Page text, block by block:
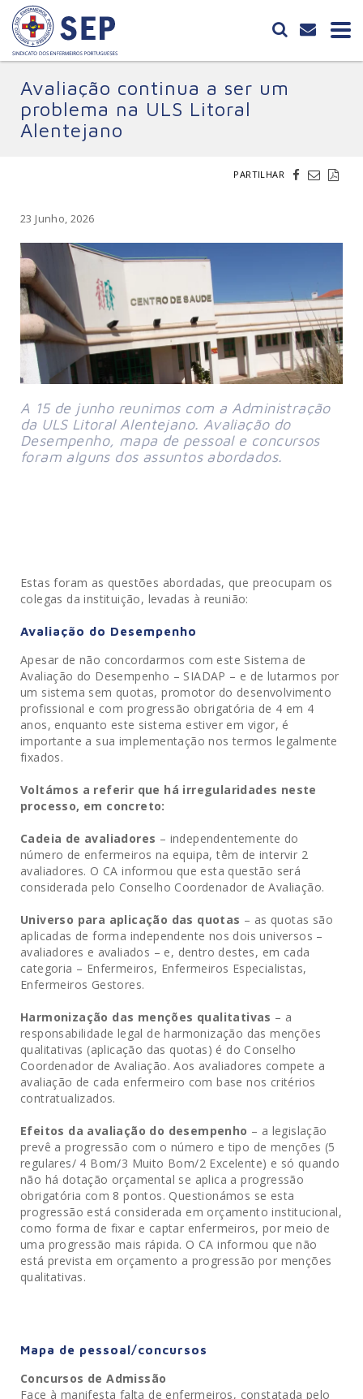
Avaliação continua a ser um
problema na ULS Litoral
Alentejano
PARTILHAR
23 Junho, 2026
A 15 de junho reunimos com a Administração
da ULS Litoral Alentejano. Avaliação do
Desempenho, mapa de pessoal e concursos
foram alguns dos assuntos abordados.
Estas foram as questões abordadas, que preocupam os
colegas da instituição, levadas à reunião:
Avaliação do Desempenho
Apesar de não concordarmos com este Sistema de
Avaliação do Desempenho – SIADAP – e de lutarmos por
um sistema sem quotas, promotor do desenvolvimento
profissional e com progressão obrigatória de 4 em 4
anos, enquanto este sistema estiver em vigor, é
importante a sua implementação nos termos legalmente
fixados.
Voltámos a referir que há irregularidades neste
processo, em concreto:
Cadeia de avaliadores – independentemente do
número de enfermeiros na equipa, têm de intervir 2
avaliadores. O CA informou que esta questão será
considerada pelo Conselho Coordenador de Avaliação.
Universo para aplicação das quotas – as quotas são
aplicadas de forma independente nos dois universos –
avaliadores e avaliados – e, dentro destes, em cada
categoria – Enfermeiros, Enfermeiros Especialistas,
Enfermeiros Gestores.
Harmonização das menções qualitativas – a
responsabilidade legal de harmonização das menções
qualitativas (aplicação das quotas) é do Conselho
Coordenador de Avaliação. Aos avaliadores compete a
avaliação de cada enfermeiro com base nos critérios
contratualizados.
Efeitos da avaliação do desempenho – a legislação
prevê a progressão com o número e tipo de menções (5
regulares/ 4 Bom/3 Muito Bom/2 Excelente) e só quando
não há dotação orçamental se aplica a progressão
obrigatória com 8 pontos. Questionámos se esta
progressão está considerada em orçamento institucional,
como forma de fixar e captar enfermeiros, por meio de
uma progressão mais rápida. O CA informou que não
está prevista em orçamento a progressão por menções
qualitativas.
Mapa de pessoal/concursos
Concursos de Admissão
Face à manifesta falta de enfermeiros, constatada pelo